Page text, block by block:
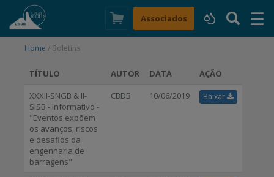
Associados ☰
×
Home / Boletins
TÍTULO AUTOR DATA
AÇÃO
XXXII-SNGB & II-
SISB - Informativo -
"Eventos expõem
os avanços, riscos
e desafios da
engenharia de
barragens"
CBDB 10/06/2019 Baixar